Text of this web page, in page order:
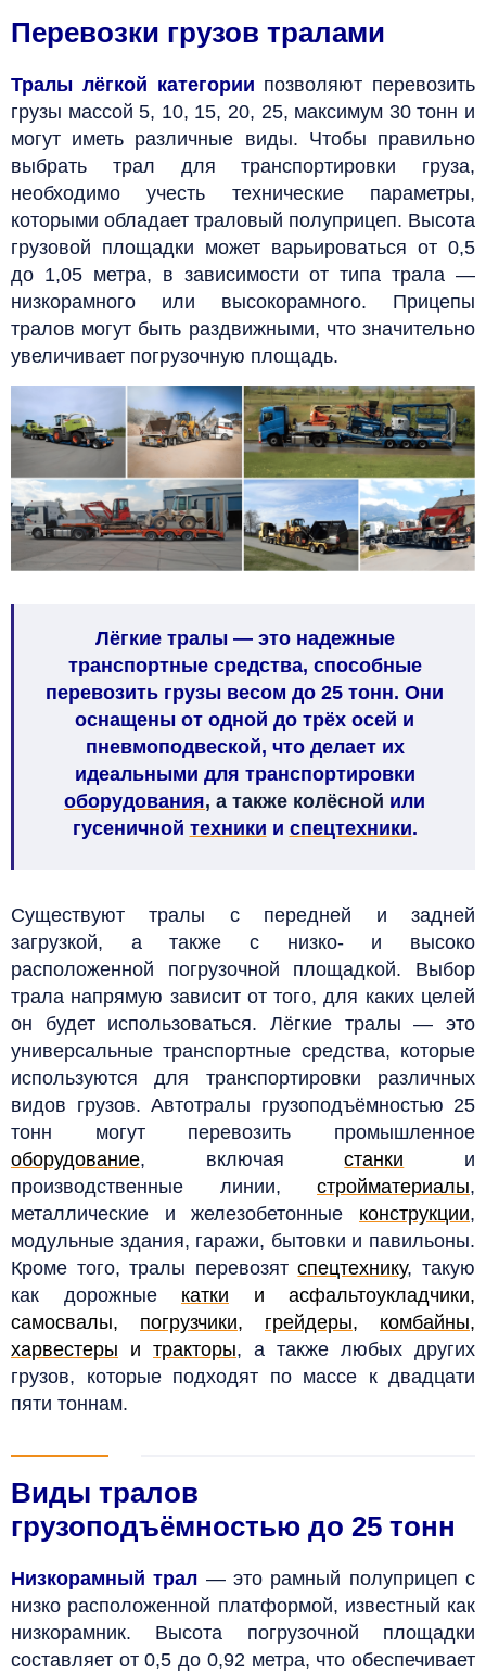
Перевозки грузов тралами
Тралы лёгкой категории позволяют перевозить
грузы массой 5, 10, 15, 20, 25, максимум 30 тонн и
могут иметь различные виды. Чтобы правильно
выбрать трал для транспортировки груза,
необходимо учесть технические параметры,
которыми обладает траловый полуприцеп. Высота
грузовой площадки может варьироваться от 0,5
до 1,05 метра, в зависимости от типа трала —
низкорамного или высокорамного. Прицепы
тралов могут быть раздвижными, что значительно
увеличивает погрузочную площадь.
Лёгкие тралы— это надежные
транспортные средства, способные
перевозить грузы весом до 25 тонн. Они
оснащены от одной до трёх осей и
пневмоподвеской, что делает их
идеальными для транспортировки
оборудования, а также колёсной или
гусеничной техники и спецтехники.
Существуют тралы с передней и задней
загрузкой, а также с низко- и высоко
расположенной погрузочной площадкой. Выбор
трала напрямую зависит от того, для каких целей
он будет использоваться. Лёгкие тралы — это
универсальные транспортные средства, которые
используются для транспортировки различных
видов грузов. Автотралы грузоподъёмностью 25
тонн могут перевозить промышленное
оборудование, включаястанки и
производственные линии, стройматериалы,
металлические и железобетонные конструкции,
модульные здания, гаражи, бытовки и павильоны.
Кроме того, тралы перевозятспецтехнику, такую
как дорожные катки и асфальтоукладчики,
самосвалы, погрузчики, грейдеры, комбайны,
харвестеры и тракторы, а также любых других
грузов, которые подходят по массе к двадцати
пяти тоннам.
Виды тралов
грузоподъёмностью до 25 тонн
Низкорамный трал — это рамный полуприцеп с
низко расположенной платформой, известный как
низкорамник. Высота погрузочной площадки
составляет от 0,5 до 0,92 метра, что обеспечивает